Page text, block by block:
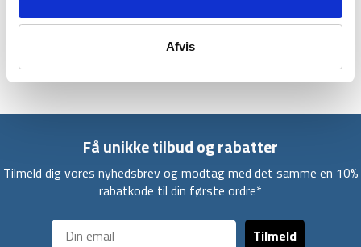
Afvis
Liggeunderlaget er ikke isoleret, så derfor har det ikke en
Få unikke tilbud og rabatter
Tilmeld dig vores nyhedsbrev og modtag med det samme en 10%
rabatkode til din første ordre*
Tilmeld